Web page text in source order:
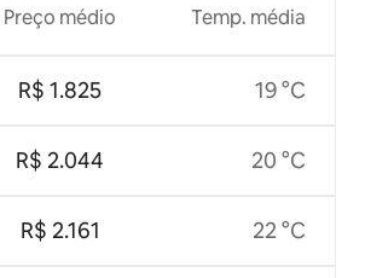
Preço médio
R$ 1.825
R$ 2.044
R$ 2.161
Temp. média
19 °C
20 °C
22 °C